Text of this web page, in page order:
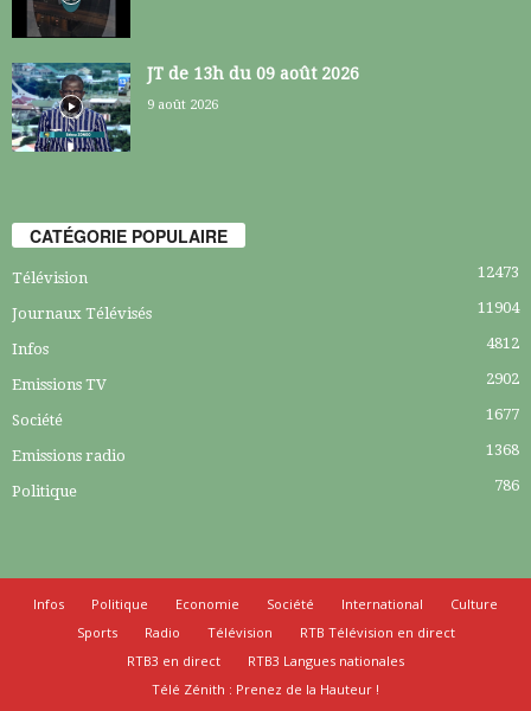
JT de 13h du 09 août 2026
9 août 2026
CATÉGORIE POPULAIRE
Télévision 12473
Journaux Télévisés 11904
Infos 4812
Emissions TV 2902
Société 1677
Emissions radio 1368
Politique 786
Infos Politique Economie Société International
Culture
Sports
Radio Télévision
RTB Télévision en direct
RTB3 en direct
RTB3 Langues nationales
Télé Zénith : Prenez de la Hauteur !